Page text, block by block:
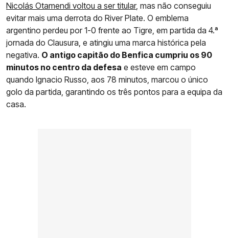
Nicolás Otamendi voltou a ser titular, mas não conseguiu
evitar mais uma derrota do River Plate. O emblema
argentino perdeu por 1-0 frente ao Tigre, em partida da 4.ª
jornada do Clausura, e atingiu uma marca histórica pela
negativa. O antigo capitão do Benfica cumpriu os 90
minutos no centro da defesa e esteve em campo
quando Ignacio Russo, aos 78 minutos, marcou o único
golo da partida, garantindo os três pontos para a equipa da
casa.